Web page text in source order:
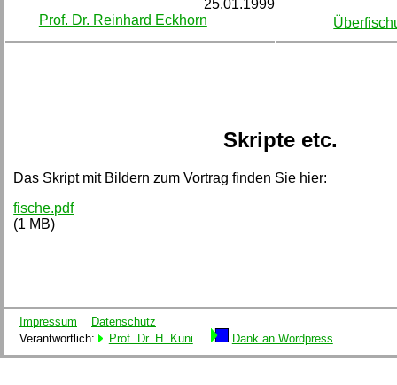
25.01.1999
Prof. Dr. Reinhard Eckhorn
Skripte etc.
Das Skript mit Bildern zum Vortrag finden Sie hier:
fische.pdf
(1 MB)
Impressum
Datenschutz
Verantwortlich:
Prof. Dr. H. Kuni Dank an Wordpress